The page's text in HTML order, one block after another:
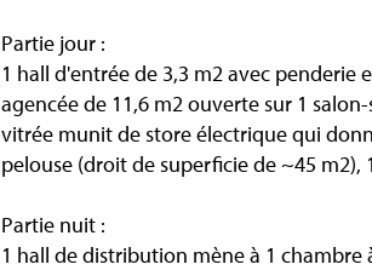
Partie jour :
1 hall d'entrée de 3,3 m2 avec penderie
agencée de 11,6 m2 ouverte sur 1
vitrée munit de store électrique qui
pelouse (droit de superficie de ~45 m2),
Partie nuit :
1 hall de distribution mène à 1 chambre